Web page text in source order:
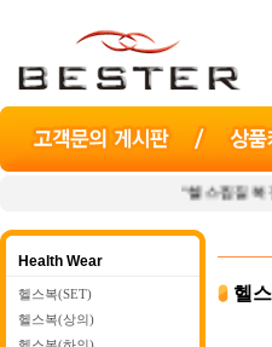
"헬스찜질복 전문쇼핑몰 베
Health Wear
헬스복(SET)
헬스복(상의)
헬